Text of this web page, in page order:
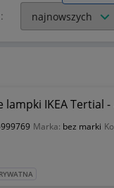
IKEA Tertial -
Marka: bez marki